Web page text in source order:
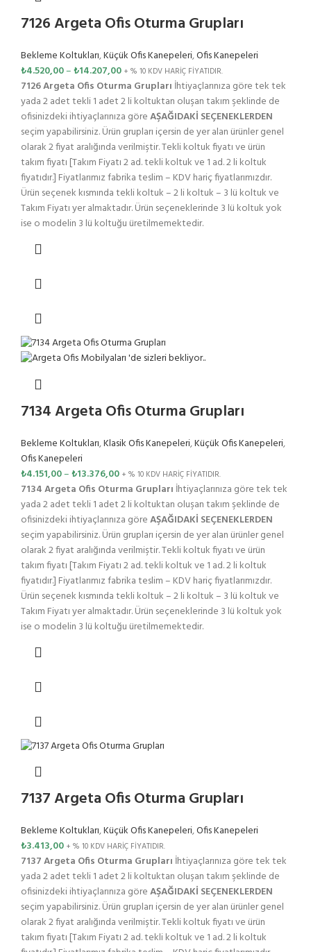
7126 Argeta Ofis Oturma Grupları
Bekleme Koltukları,Küçük Ofis Kanepeleri,Ofis Kanepeleri
₺4.520,00–₺14.207,00 + % 10 KDV HARİÇ FİYATIDIR.
7126 Argeta Ofis Oturma Grupları İhtiyaçlarınıza göre tek tek
yada 2 adet tekli 1 adet 2 li koltuktan oluşan takım şeklinde de
ofisinizdeki ihtiyaçlarınıza göreAŞAĞIDAKİ SEÇENEKLERDEN
seçim yapabilirsiniz. Ürün grupları içersin de yer alan ürünler genel
olarak 2 fiyat aralığında verilmiştir. Tekli koltuk fiyatı ve ürün
takım fiyatı [Takım Fiyatı 2 ad. tekli koltuk ve 1 ad. 2 li koltuk
fiyatıdır.] Fiyatlarımız fabrika teslim – KDV hariç fiyatlarımızdır.
Ürün seçenek kısmında tekli koltuk – 2 li koltuk – 3 lü koltuk ve
Takım Fiyatı yer almaktadır. Ürün seçeneklerinde 3 lü koltuk yok
ise o modelin 3 lü koltuğu üretilmemektedir.
7134 Argeta Ofis Oturma Grupları
Bekleme Koltukları,Klasik Ofis Kanepeleri,Küçük Ofis Kanepeleri,
Ofis Kanepeleri
₺4.151,00–₺13.376,00 + % 10 KDV HARİÇ FİYATIDIR.
7134 Argeta Ofis Oturma Grupları İhtiyaçlarınıza göre tek tek
yada 2 adet tekli 1 adet 2 li koltuktan oluşan takım şeklinde de
ofisinizdeki ihtiyaçlarınıza göreAŞAĞIDAKİ SEÇENEKLERDEN
seçim yapabilirsiniz. Ürün grupları içersin de yer alan ürünler genel
olarak 2 fiyat aralığında verilmiştir. Tekli koltuk fiyatı ve ürün
takım fiyatı [Takım Fiyatı 2 ad. tekli koltuk ve 1 ad. 2 li koltuk
fiyatıdır.] Fiyatlarımız fabrika teslim – KDV hariç fiyatlarımızdır.
Ürün seçenek kısmında tekli koltuk – 2 li koltuk – 3 lü koltuk ve
Takım Fiyatı yer almaktadır. Ürün seçeneklerinde 3 lü koltuk yok
ise o modelin 3 lü koltuğu üretilmemektedir.
7137 Argeta Ofis Oturma Grupları
Bekleme Koltukları,Küçük Ofis Kanepeleri,Ofis Kanepeleri
₺3.413,00 + % 10 KDV HARİÇ FİYATIDIR.
7137 Argeta Ofis Oturma Grupları İhtiyaçlarınıza göre tek tek
yada 2 adet tekli 1 adet 2 li koltuktan oluşan takım şeklinde de
ofisinizdeki ihtiyaçlarınıza göreAŞAĞIDAKİ SEÇENEKLERDEN
seçim yapabilirsiniz. Ürün grupları içersin de yer alan ürünler genel
olarak 2 fiyat aralığında verilmiştir. Tekli koltuk fiyatı ve ürün
takım fiyatı [Takım Fiyatı 2 ad. tekli koltuk ve 1 ad. 2 li koltuk